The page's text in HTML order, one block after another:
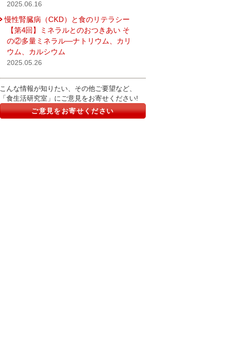
2025.06.16
慢性腎臓病（CKD）と食のリテラシー
【第4回】ミネラルとのおつきあい そ
の②多量ミネラル―ナトリウム、カリ
ウム、カルシウム
2025.05.26
こんな情報が知りたい、その他ご要望など、
「食生活研究室」にご意見をお寄せください!
ご意見をお寄せください